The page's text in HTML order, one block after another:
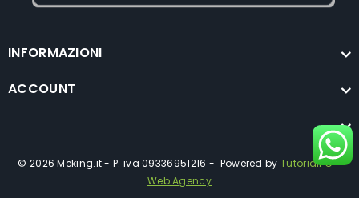
INFORMAZIONI
ACCOUNT
© 2026 Meking.it - P. iva 09336951216 - Powered by TutorialPC -
Web Agency